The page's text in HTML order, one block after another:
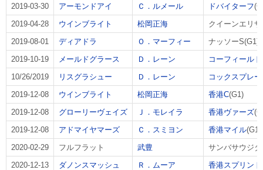
2019-03-30 アーモンドアイ Ｃ．ルメール ドバイターフ
2019-04-28
ウインブライト 松岡正海
クイーンエリ
2019-08-01
ディアドラ Ｏ．マーフィー
ナッソーS(G1)
2019-10-19
メールドグラース Ｄ．レーン
コーフィール
10/26/2019
リスグラシュー Ｄ．レーン
コックスプレ
2019-12-08
ウインブライト 松岡正海 香港C(G1)
2019-12-08
グローリーヴェイズ Ｊ．モレイラ 香港ヴァーズ
2019-12-08
アドマイヤマーズ Ｃ．スミヨン 香港マイル(G1)
2020-02-29
フルフラット 武豊
サンバサウジ
2020-12-13
ダノンスマッシュ Ｒ．ムーア 香港スプリント